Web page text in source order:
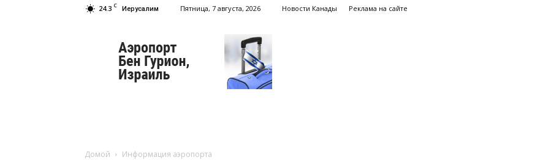
24.3 C Иерусалим Пятница, 7 августа, 2026 Новости Канады Реклама на сайте
Гурион
Домой Информация аэропорта